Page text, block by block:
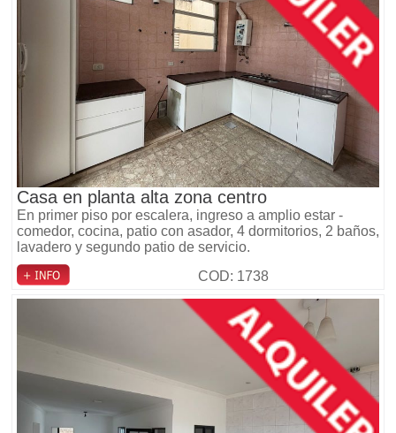
Casa en planta alta zona centro
En primer piso por escalera, ingreso a amplio estar -
comedor, cocina, patio con asador, 4 dormitorios, 2 baños,
lavadero y segundo patio de servicio.
COD: 1738